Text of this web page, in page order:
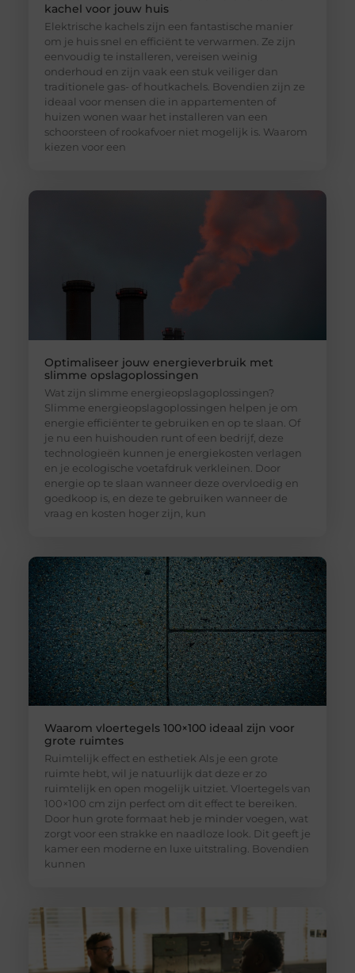
kachel voor jouw huis
Elektrische kachels zijn een fantastische manier
om je huis snel en efficiënt te verwarmen. Ze zijn
eenvoudig te installeren, vereisen weinig
onderhoud en zijn vaak een stuk veiliger dan
traditionele gas- of houtkachels. Bovendien zijn ze
ideaal voor mensen die in appartementen of
huizen wonen waar het installeren van een
schoorsteen of rookafvoer niet mogelijk is. Waarom
kiezen voor een
Optimaliseer jouw energieverbruik met
slimme opslagoplossingen
Wat zijn slimme energieopslagoplossingen?
Slimme energieopslagoplossingen helpen je om
energie efficiënter te gebruiken en op te slaan. Of
je nu een huishouden runt of een bedrijf, deze
technologieën kunnen je energiekosten verlagen
en je ecologische voetafdruk verkleinen. Door
energie op te slaan wanneer deze overvloedig en
goedkoop is, en deze te gebruiken wanneer de
vraag en kosten hoger zijn, kun
Waarom vloertegels 100×100 ideaal zijn voor
grote ruimtes
Ruimtelijk effect en esthetiek Als je een grote
ruimte hebt, wil je natuurlijk dat deze er zo
ruimtelijk en open mogelijk uitziet. Vloertegels van
100×100 cm zijn perfect om dit effect te bereiken.
Door hun grote formaat heb je minder voegen, wat
zorgt voor een strakke en naadloze look. Dit geeft je
kamer een moderne en luxe uitstraling. Bovendien
kunnen